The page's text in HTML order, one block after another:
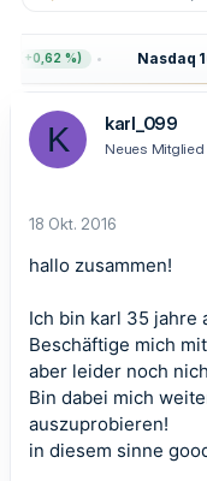
r
m
(+0,62 %) Nasdaq
K karl_099
Neues Mitglied
18 Okt. 2016
hallo zusammen!
Ich bin karl 35 jahre
Beschäftige mich
aber leider noch
Bin dabei mich
auszuprobieren!
in diesem sinne